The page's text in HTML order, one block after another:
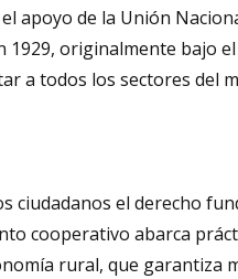
apoyo de la Unión
originalmente bajo
a todos los sectores del
ciudadanos el derecho
cooperativo abarca
rural, que garantiza